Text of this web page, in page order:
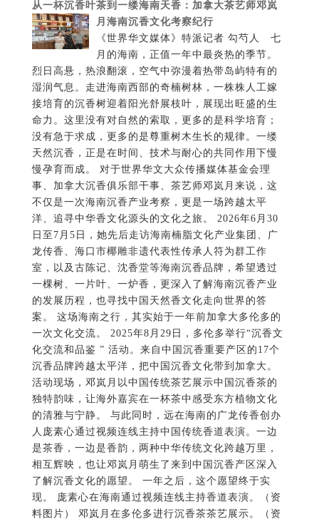
烈日高悬，热浪翻滚，空气中弥漫着热带岛屿特有的
湿润气息。走进海南西部的奇楠树林，一株株人工嫁
接培育的沉香树迎着阳光舒展枝叶，展现出旺盛的生
命力。这里没有对自然的索取，更多的是科学培育；
没有急于求成，更多的是尊重树木生长的规律。一缕
天然沉香，正是在时间、技术与耐心的共同作用下慢
慢孕育而成。 对于世界华文大众传播媒体基金会理
事、加拿大沉香俱乐部干事、茶艺师邓岚月来说，这
不仅是一次海南沉香产业考察，更是一场跨越太平
洋、追寻中华香文化源头的文化之旅。 2026年6月30
日至7月5日，她先后走访海南楠脂文化产业集团、广
龙传香、海口市椰雕非遗代表性传承人符为群工作
室，以及古陈记、沈香堂等海南沉香品牌，希望透过
一棵树、一片叶、一炉香，更深入了解海南沉香产业
的发展历程，也寻找中国天然香文化走向世界的答
案。 这场海南之行，其实始于一年前加拿大多伦多的
一次文化交流。 2025年8月29日，多伦多举行“沉香文
化交流和品鉴 ” 活动。来自中国沉香重要产区的17个
沉香品牌跨越太平洋，把中国沉香文化带到加拿大。
活动现场，邓岚月以中国传统茶艺展示中国沉香茶的
独特韵味，让海外嘉宾在一杯茶中感受东方植物文化
的清雅与宁静。 与此同时，远在海南的广龙传香创办
人庞素心通过视频连线主持中国传统香道表演。一边
是茶香，一边是香韵，两种中华传统文化跨越万里，
相互辉映，也让邓岚月萌生了来到中国沉香产区深入
了解沉香文化的愿望。 一年之后，这个愿望终于实
现。 庞素心在海南通过视频连线主持香道表演。（资
料图片） 邓岚月在多伦多进行沉香茶茶艺展示。（资
料图片） 一棵树，一片叶——走进楠脂文化产业集
团 海南考察第二天一早，海南楠脂文化产业集团董事
长苏永业亲自驾车，陪同邓岚月前往位于临高的人工
嫁接奇楠种植基地。 汽车驶离海口，一路向西。 一路